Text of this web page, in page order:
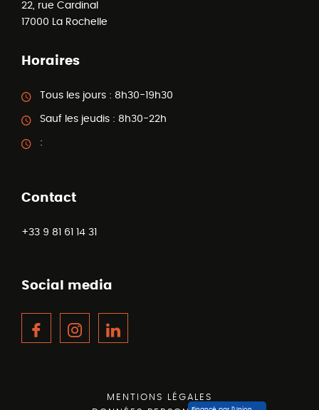
22, rue Cardinal
17000 La Rochelle
Horaires
Tous les jours : 8h30-19h30
Sauf les jeudis : 8h30-22h
:
Contact
+33 9 81 61 14 31
Social media
FacebookInstagram
MENTIONS LÉGALES